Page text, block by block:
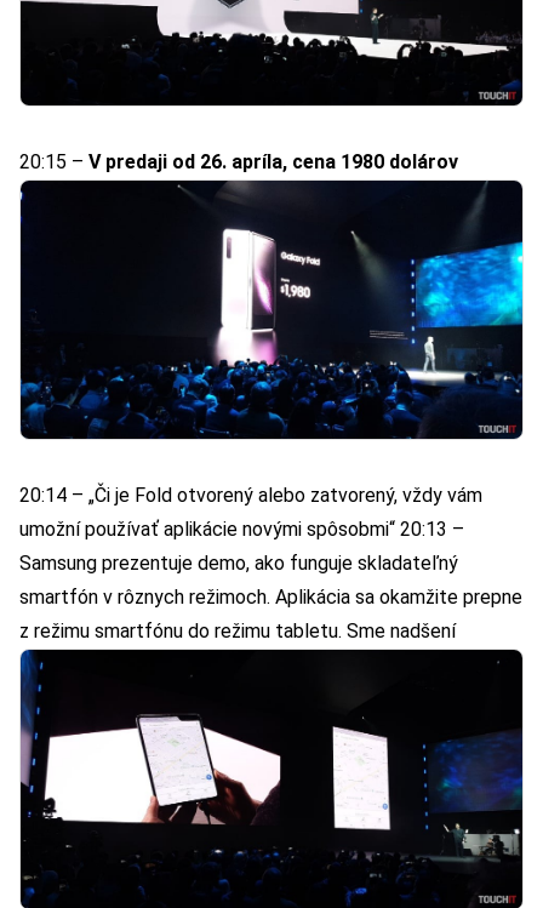
20:15 – V predaji od 26. apríla, cena 1980 dolárov
20:14 – „Či je Fold otvorený alebo zatvorený, vždy vám
umožní používať aplikácie novými spôsobmi“ 20:13 –
Samsung prezentuje demo, ako funguje skladateľný
smartfón v rôznych režimoch. Aplikácia sa okamžite prepne
z režimu smartfónu do režimu tabletu. Sme nadšení